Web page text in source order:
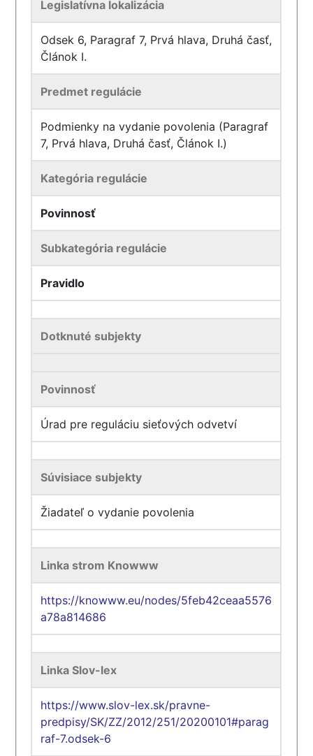
Legislatívna lokalizácia
Odsek 6, Paragraf 7, Prvá hlava, Druhá časť,
Článok I.
Predmet regulácie
Podmienky na vydanie povolenia (Paragraf
7, Prvá hlava, Druhá časť, Článok I.)
Kategória regulácie
Povinnosť
Subkategória regulácie
Pravidlo
Dotknuté subjekty
Povinnosť
Úrad pre reguláciu sieťových odvetví
Súvisiace subjekty
Žiadateľ o vydanie povolenia
Linka strom Knowww
https://knowww.eu/nodes/5feb42ceaa5576
a78a814686
Linka Slov-lex
https://www.slov-lex.sk/pravne-
predpisy/SK/ZZ/2012/251/20200101#parag
raf-7.odsek-6